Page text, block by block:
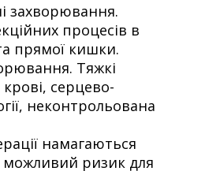
захворювання.
процесів в
прямої кишки.
Тяжкі
серцево-
неконтрольована
намагаються
можливий ризик для